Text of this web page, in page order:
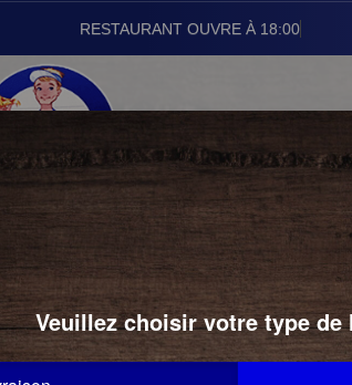
RESTAURANT
SALADES